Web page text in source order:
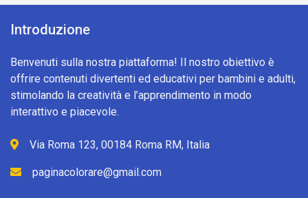
Introduzione
Benvenuti sulla nostra piattaforma! Il nostro obiettivo è
offrire contenuti divertenti ed educativi per bambini e adulti,
stimolando la creatività e l’apprendimento in modo
interattivo e piacevole.
Via Roma 123, 00184 Roma RM, Italia
paginacolorare@gmail.com